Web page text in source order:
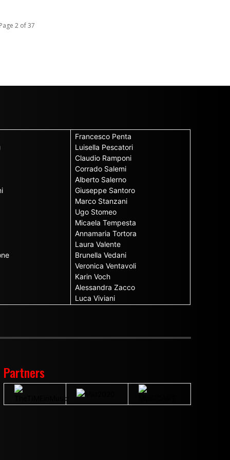
Page 2 of 37
Francesco Penta
Luisella Pescatori
Claudio Ramponi
Corrado Salemi
Alberto Salerno
Giuseppe Santoro
Marco Stanzani
Ugo Stomeo
Micaela Tempesta
Annamaria Tortora
Laura Valente
Brunella Vedani
Veronica Ventavoli
Karin Voch
Alessandra Zacco
Luca Viviani
Partners